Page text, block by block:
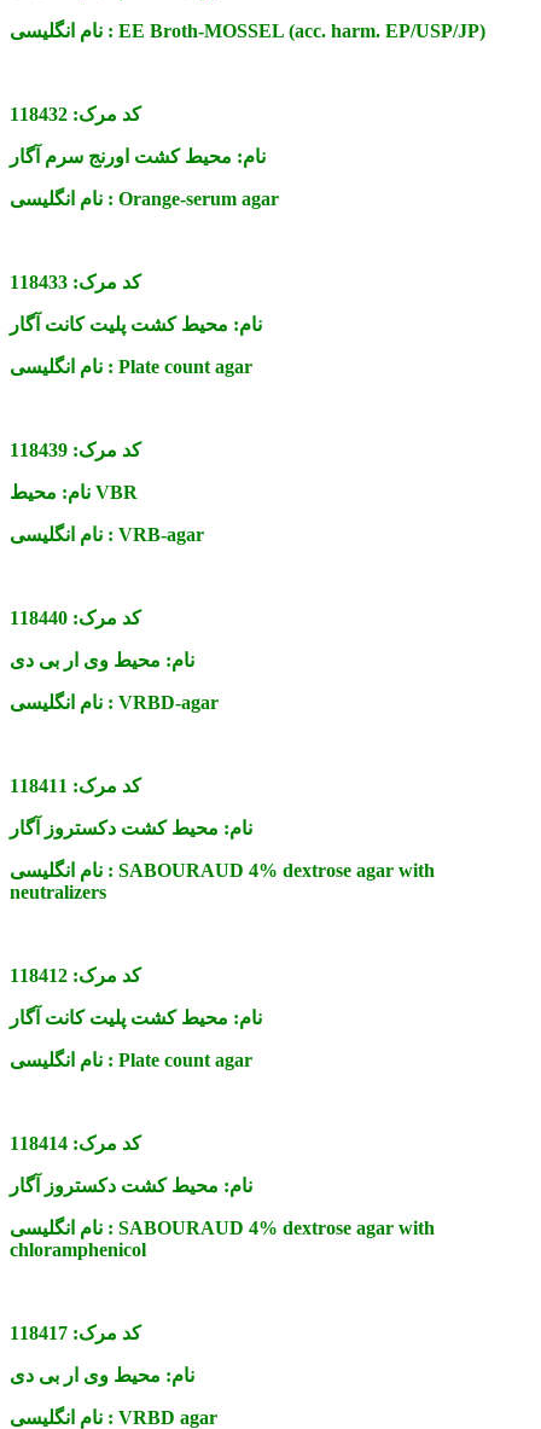
نام انگلیسی : EE Broth-MOSSEL (acc. harm. EP/USP/JP)
کد مرک: 118432
نام: محیط کشت اورنج سرم آگار
نام انگلیسی : Orange-serum agar
کد مرک: 118433
نام: محیط کشت پلیت کانت آگار
نام انگلیسی : Plate count agar
کد مرک: 118439
نام: محیط VBR
نام انگلیسی : VRB-agar
کد مرک: 118440
نام: محیط وی ار بی دی
نام انگلیسی : VRBD-agar
کد مرک: 118411
نام: محیط کشت دکستروز آگار
نام انگلیسی : SABOURAUD 4% dextrose agar with
neutralizers
کد مرک: 118412
نام: محیط کشت پلیت کانت آگار
نام انگلیسی : Plate count agar
کد مرک: 118414
نام: محیط کشت دکستروز آگار
نام انگلیسی : SABOURAUD 4% dextrose agar with
chloramphenicol
کد مرک: 118417
نام: محیط وی ار بی دی
نام انگلیسی : VRBD agar